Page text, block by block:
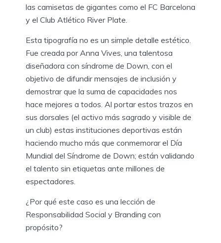
las camisetas de gigantes como el FC Barcelona
y el Club Atlético River Plate.
Esta tipografía no es un simple detalle estético.
Fue creada por Anna Vives, una talentosa
diseñadora con síndrome de Down, con el
objetivo de difundir mensajes de inclusión y
demostrar que la suma de capacidades nos
hace mejores a todos. Al portar estos trazos en
sus dorsales (el activo más sagrado y visible de
un club) estas instituciones deportivas están
haciendo mucho más que conmemorar el Día
Mundial del Síndrome de Down; están validando
el talento sin etiquetas ante millones de
espectadores.
¿Por qué este caso es una lección de
Responsabilidad Social y Branding con
propósito?